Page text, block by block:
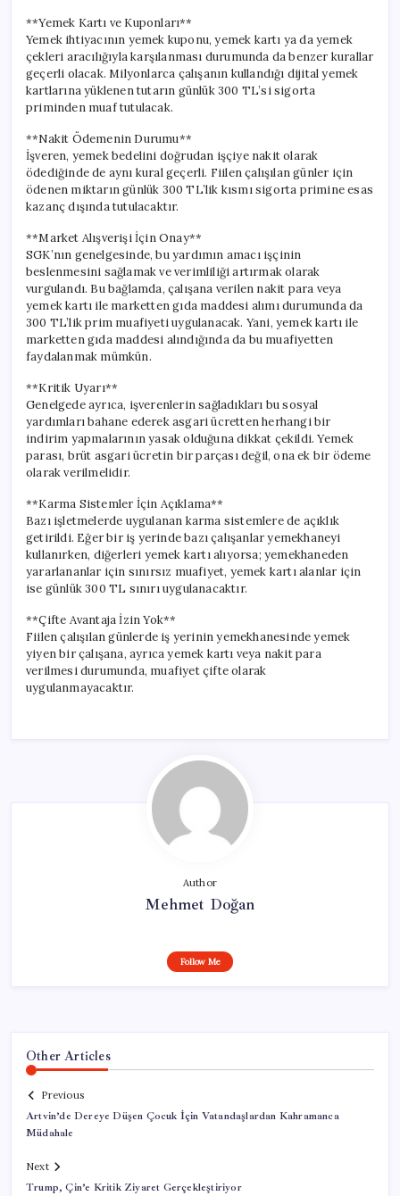
**Yemek Kartı ve Kuponları**
Yemek ihtiyacının yemek kuponu, yemek kartı ya da yemek
çekleri aracılığıyla karşılanması durumunda da benzer kurallar
geçerli olacak. Milyonlarca çalışanın kullandığı dijital yemek
kartlarına yüklenen tutarın günlük 300 TL’si sigorta
priminden muaf tutulacak.
**Nakit Ödemenin Durumu**
İşveren, yemek bedelini doğrudan işçiye nakit olarak
ödediğinde de aynı kural geçerli. Fiilen çalışılan günler için
ödenen miktarın günlük 300 TL’lik kısmı sigorta primine esas
kazanç dışında tutulacaktır.
**Market Alışverişi İçin Onay**
SGK’nın genelgesinde, bu yardımın amacı işçinin
beslenmesini sağlamak ve verimliliği artırmak olarak
vurgulandı. Bu bağlamda, çalışana verilen nakit para veya
yemek kartı ile marketten gıda maddesi alımı durumunda da
300 TL’lik prim muafiyeti uygulanacak. Yani, yemek kartı ile
marketten gıda maddesi alındığında da bu muafiyetten
faydalanmak mümkün.
**Kritik Uyarı**
Genelgede ayrıca, işverenlerin sağladıkları bu sosyal
yardımları bahane ederek asgari ücretten herhangi bir
indirim yapmalarının yasak olduğuna dikkat çekildi. Yemek
parası, brüt asgari ücretin bir parçası değil, ona ek bir ödeme
olarak verilmelidir.
**Karma Sistemler İçin Açıklama**
Bazı işletmelerde uygulanan karma sistemlere de açıklık
getirildi. Eğer bir iş yerinde bazı çalışanlar yemekhaneyi
kullanırken, diğerleri yemek kartı alıyorsa; yemekhaneden
yararlananlar için sınırsız muafiyet, yemek kartı alanlar için
ise günlük 300 TL sınırı uygulanacaktır.
**Çifte Avantaja İzin Yok**
Fiilen çalışılan günlerde iş yerinin yemekhanesinde yemek
yiyen bir çalışana, ayrıca yemek kartı veya nakit para
verilmesi durumunda, muafiyet çifte olarak
uygulanmayacaktır.
Author
Mehmet Doğan
Follow Me
Other Articles
Previous
Artvin’de Dereye Düşen Çocuk İçin Vatandaşlardan Kahramanca
Müdahale
Next
Trump, Çin’e Kritik Ziyaret Gerçekleştiriyor